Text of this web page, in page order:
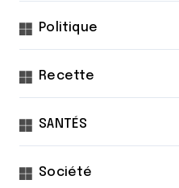
Politique
Recette
SANTÉS
Société